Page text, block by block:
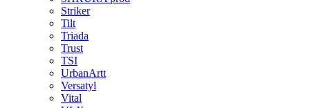
Striker
Tilt
Triada
Trust
TSI
UrbanArtt
Versatyl
Vital